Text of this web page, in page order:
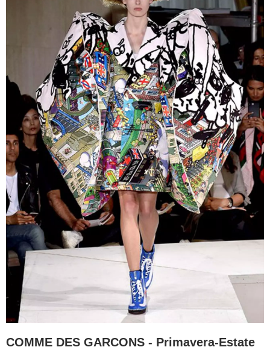
COMME DES GARCONS - Primavera-Estate